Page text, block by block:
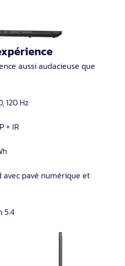
aussi audacieuse que
120 Hz
+ IR
pavé numérique et
5.4